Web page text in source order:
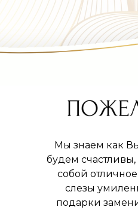
Мы знаем как
будем счастливы,
собой
слезы
подарки